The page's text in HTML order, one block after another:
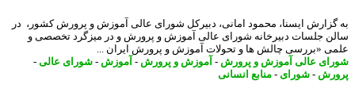
ایسنا، محمود امانی، دبیرکل شورای عالی آموزش و پرورش کشور، در
جلسات دبیرخانه شورای عالی آموزش و پرورش و در میزگرد تخصصی و
«بررسی چالش ها و تحولات آموزش و پرورش ایران ...
عالی آموزش و پرورش-آموزش و پرورش-آموزش-شورای عالی-
-شورای- منابع انسانی